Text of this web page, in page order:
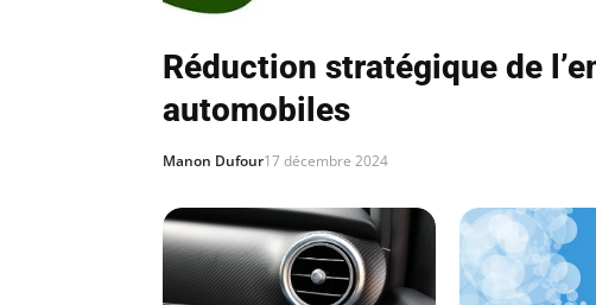
Réduction stratégique de
automobiles
Manon Dufour17 décembre 2024